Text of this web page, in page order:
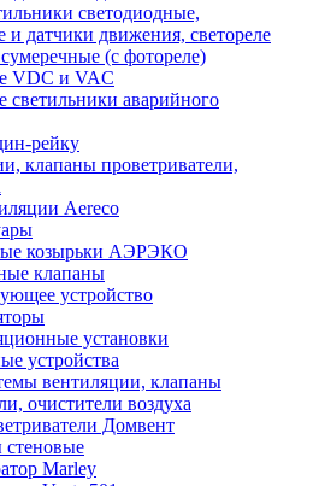
светодиодные,
и датчики движения, светореле
(с фотореле)
VDC и VAC
светильники аварийного
рейку
клапаны проветриватели,
Aereco
козырьки АЭРЭКО
клапаны
устройство
установки
устройства
вентиляции, клапаны
очистители воздуха
Домвент
стеновые
Marley